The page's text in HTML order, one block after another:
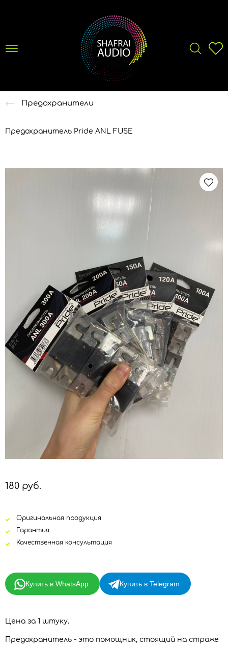
Предохранители
Предохранитель Pride ANL FUSE
180 руб.
Оригинальная продукция
Гарантия
Качественная консультация
Купить в WhatsApp Купить в Telegram
Цена за 1 штуку.
Предохранитель - это помощник, стоящий на страже